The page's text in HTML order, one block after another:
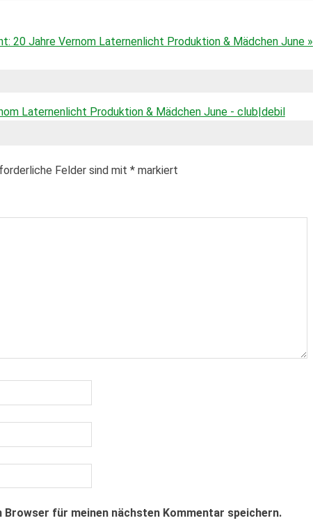
20 Jahre Vernom Laternenlicht Produktion & Mädchen June »
Laternenlicht Produktion & Mädchen June - club|debil
Felder sind mit *markiert
Browser für meinen nächsten Kommentar speichern.